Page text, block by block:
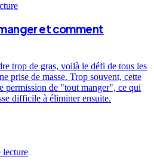
et comment
trop de gras, voilà le défi de tous les
prise de masse. Trop souvent, cette
permission de "tout manger", ce qui
difficile à éliminer ensuite.
lecture